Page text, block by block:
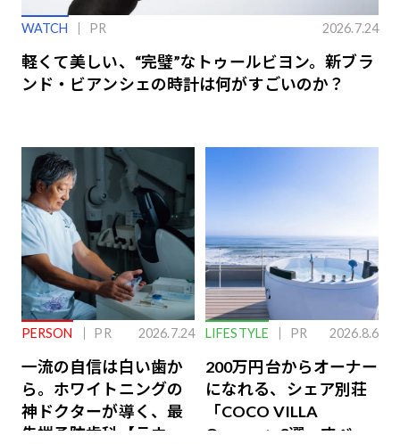
WATCH PR 2026.7.24
軽くて美しい、“完璧”なトゥールビヨン。新ブラ
ンド・ビアンシェの時計は何がすごいのか？
PERSON PR 2026.7.24
一流の自信は白い歯か
ら。ホワイトニングの
神ドクターが導く、最
先端予防歯科【ラウン
LIFESTYLE PR 2026.8.6
200万円台からオーナー
になれる、シェア別荘
「COCO VILLA
Owners」3選。すべて